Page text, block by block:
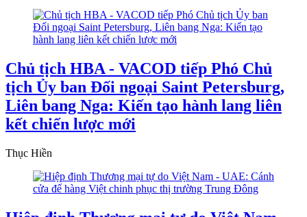
Chủ tịch HBA - VACOD tiếp Phó Chủ
tịch Ủy ban Đối ngoại Saint Petersburg,
Liên bang Nga: Kiến tạo hành lang liên
kết chiến lược mới
Thục Hiền